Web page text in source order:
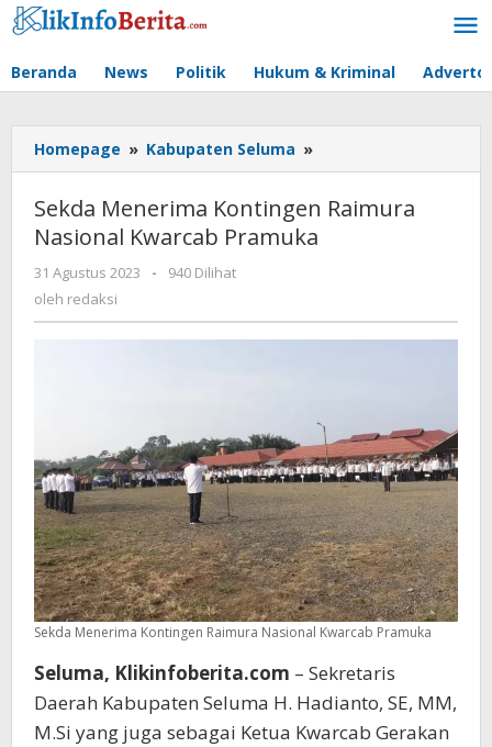
Lewati
ke
Beranda News Politik Hukum & Kriminal
Homepage » Kabupaten Seluma »
Menerima
Raimura
Nasional
Sekda Menerima Kontingen Raimura
Nasional Kwarcab Pramuka
31 Agustus 2023
oleh
-
940 Dilihat
oleh redaksi
Sekda Menerima Kontingen Raimura Nasional Kwarcab Pramuka
Seluma, Klikinfoberita.com – Sekretaris
Daerah Kabupaten Seluma H. Hadianto, SE, MM,
M.Si yang juga sebagai Ketua Kwarcab Gerakan